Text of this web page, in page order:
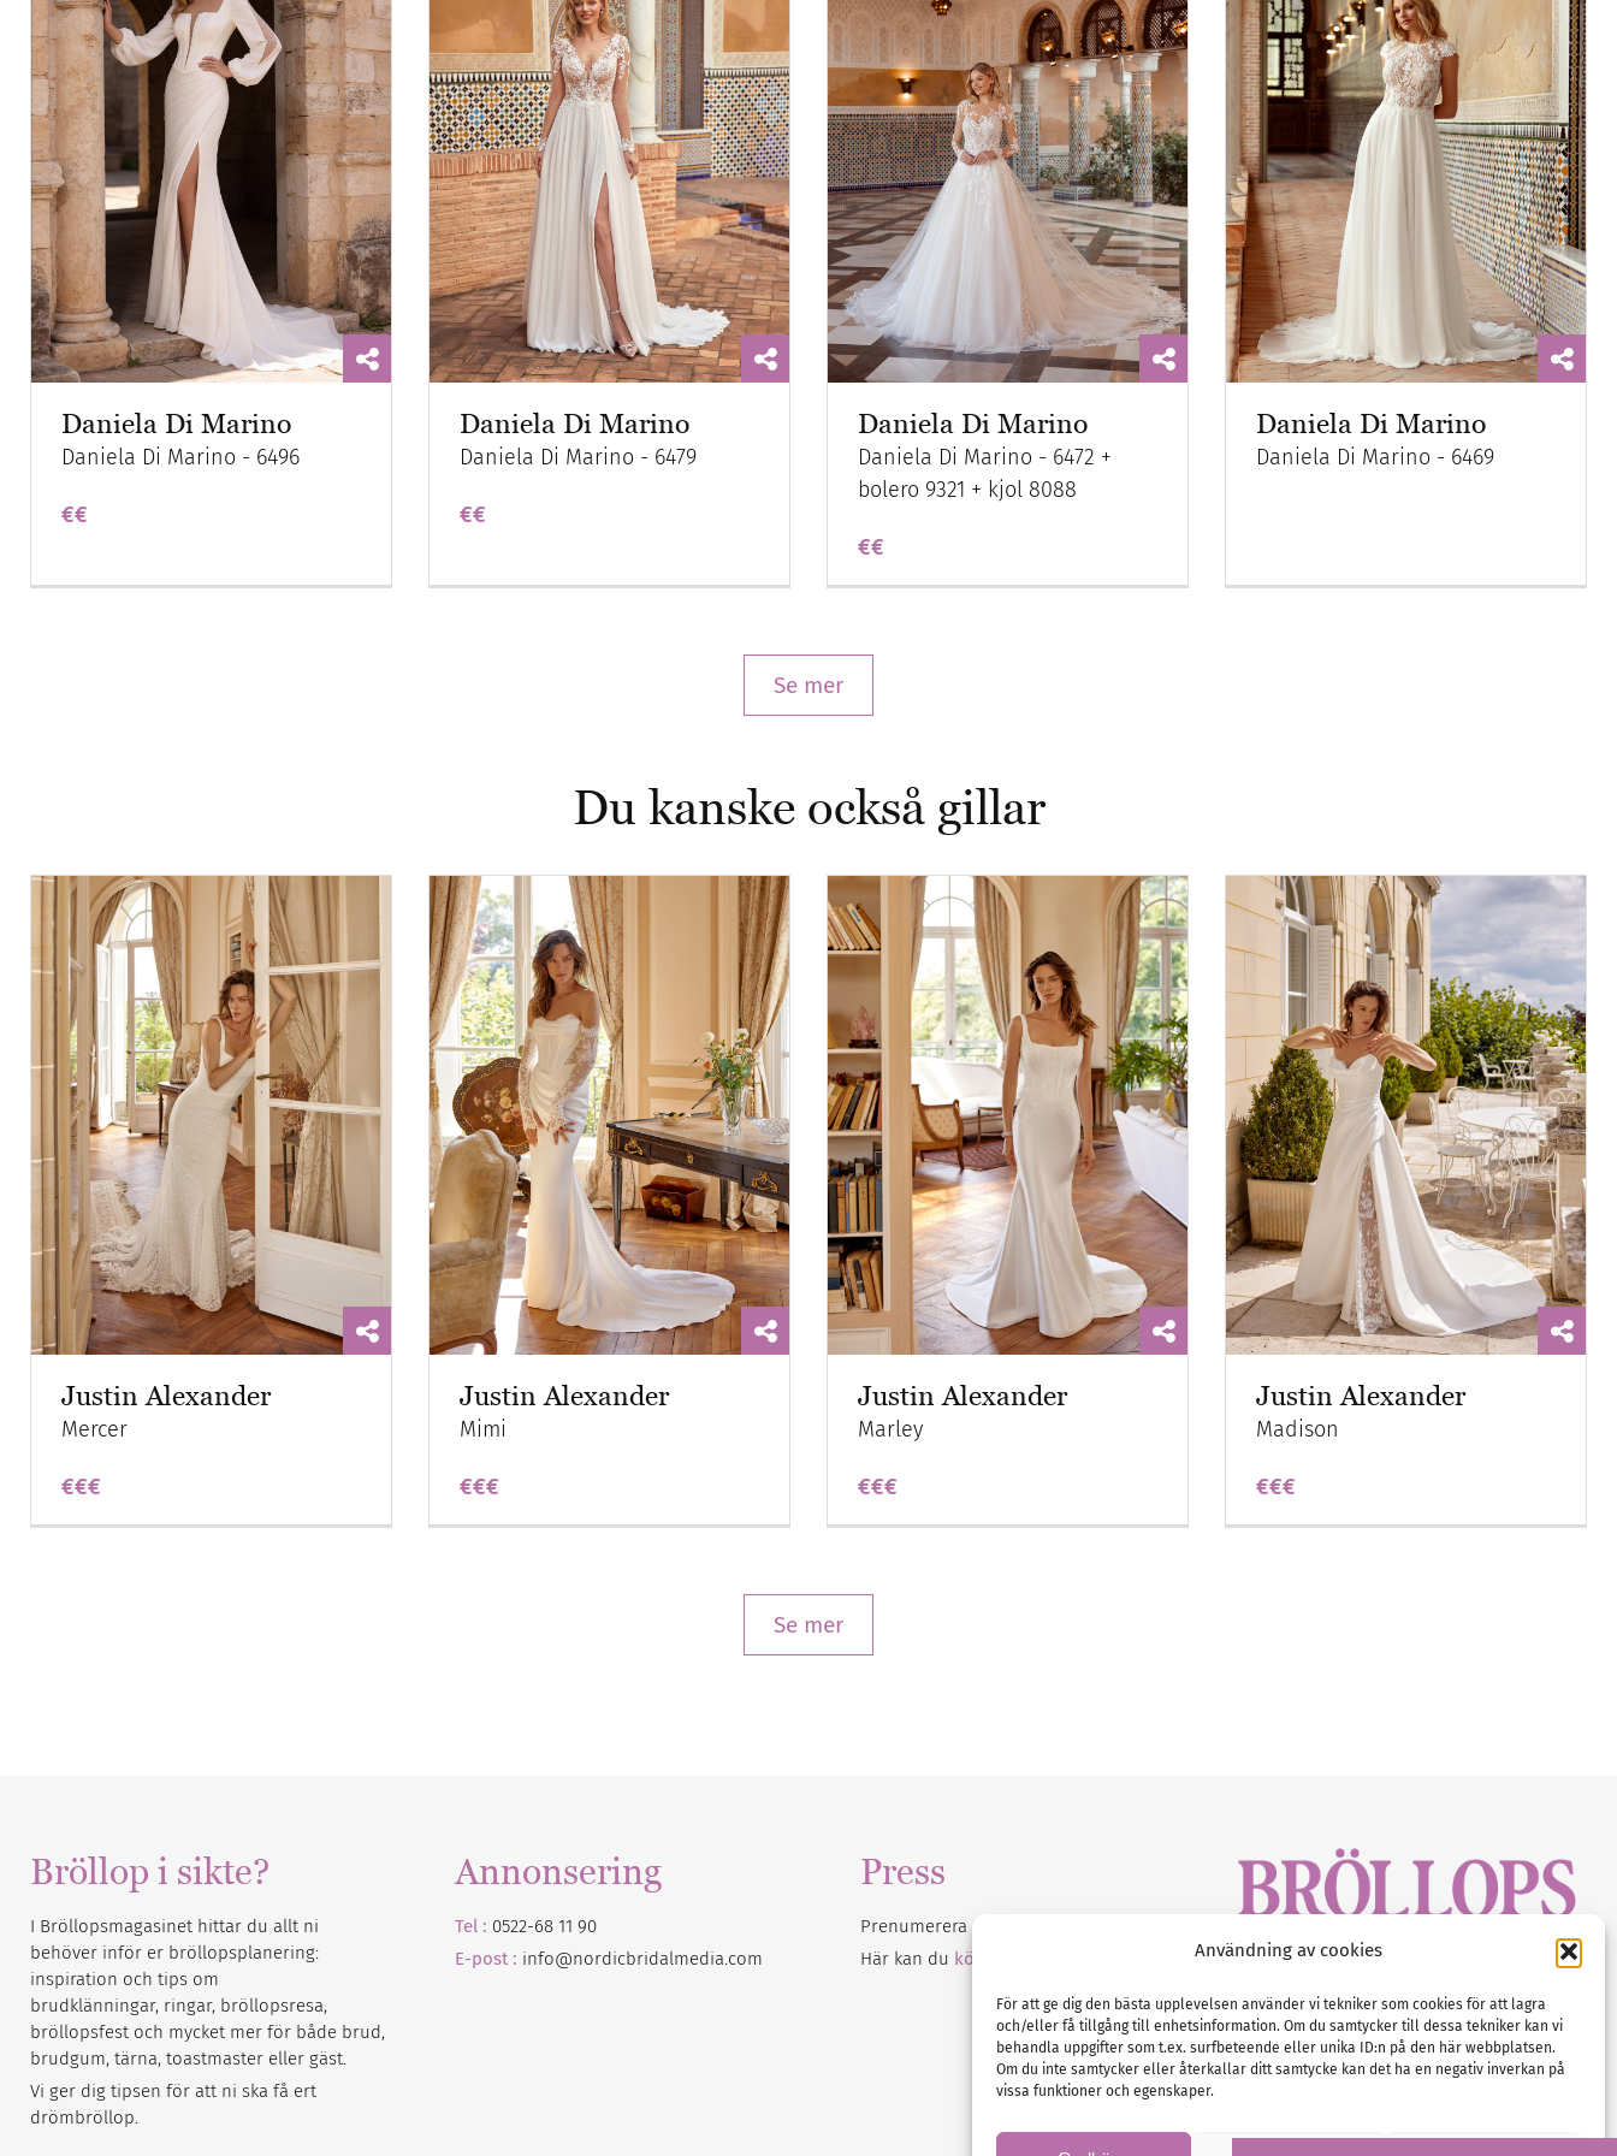
Användning av cookies
För att ge dig den bästa upplevelsen använder vi tekniker som cookies för att lagra
och/eller få tillgång till enhetsinformation. Om du samtycker till dessa tekniker kan vi
behandla uppgifter som t.ex. surfbeteende eller unika ID:n på den här webbplatsen.
Om du inte samtycker eller återkallar ditt samtycke kan det ha en negativ inverkan på
vissa funktioner och egenskaper.
Daniela Di Marino
Daniela Di Marino - 6496
€€
Daniela Di Marino
Daniela Di Marino - 6479
€€
Daniela Di Marino
Daniela Di Marino - 6472 +
bolero 9321 + kjol 8088
€€
Daniela Di Marino
Daniela Di Marino - 6469
Se mer
Du kanske också gillar
Justin Alexander
Mercer
€€€
Justin Alexander
Mimi
€€€
Justin Alexander
Marley
€€€
Justin Alexander
Madison
€€€
Se mer
Bröllop i sikte?
I Bröllopsmagasinet hittar du allt ni
behöver inför er bröllopsplanering:
inspiration och tips om
brudklänningar, ringar, bröllopsresa,
bröllopsfest och mycket mer för både brud,
brudgum, tärna, toastmaster eller gäst.
Vi ger dig tipsen för att ni ska få ert
drömbröllop.
Annonsering
Tel : 0522-68 11 90
E-post : info@nordicbridalmedia.com
Press
Prenumerera på vårt
Här kan du köpa Bröllopsmagasinet
Tel :0522-68 11 90
E-post:info@nordicbridalmedia.com
Nordic Bridal Media